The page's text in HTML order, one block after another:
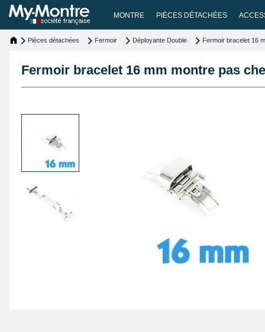
MONTRE PIÈCES DÉTACHÉES
Pièces détachées Fermoir Déployante Double Fermoir bracelet 16
Fermoir bracelet 16 mm montre pas